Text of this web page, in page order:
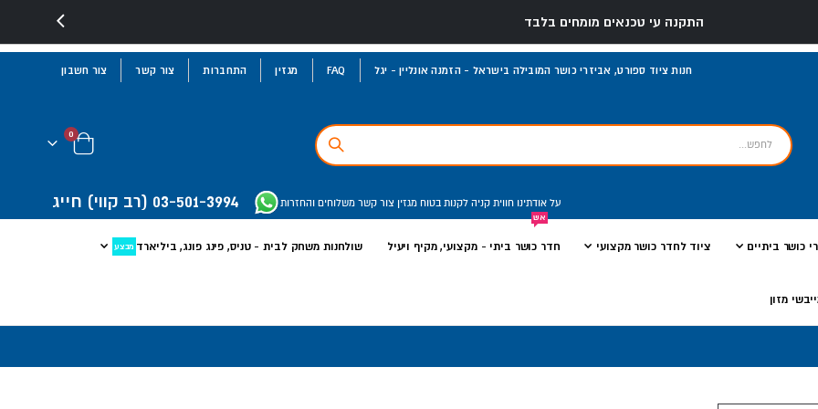
התקנה עי טכנאים מומחים בלבד
חנות ציוד ספורט, אביזרי כושר המובילה בישראל - הזמנה אונליין - יגל FAQ מגזין התחברות צור קשר צור חשבון
03-501-3994 (רב קווי) חייג על אודתינו חווית קניה לקנות בטוח מגזין צור קשר משלוחים והחזרות
Cart
0פריטים
כושר ביתיים ציוד לחדר כושר מקצועי חדר כושר ביתי - מקצועי, מקיף ויעיל
אש
שולחנות משחק לבית - טניס, פינג פונג, ביליארד מבצע
מזון